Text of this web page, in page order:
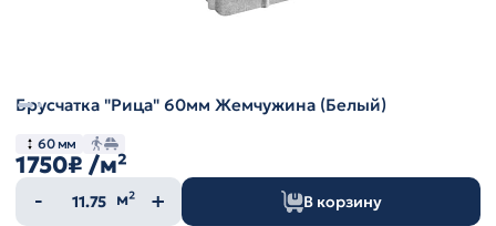
Брусчатка "Рица" 60мм Жемчужина (Белый)
60 мм
1750₽ /м²
Количество
товара
м² В корзину